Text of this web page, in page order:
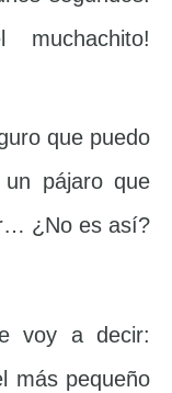
que puedo
pájaro que
¿No es así?
voy a decir:
más pequeño